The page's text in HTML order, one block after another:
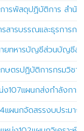
ารพัสดุปฏิบัติการ สำนั
สารบรรณและธุรการก
ทหารบัญชีส่วนบัญชีสำ
ตรปฏิบัติการกรมวิชา
107แผนกส่งกำลังกา
ผนกจัดสรรงบประม